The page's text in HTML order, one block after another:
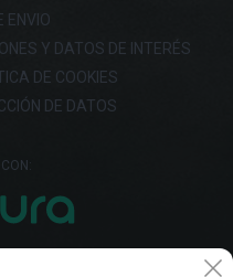
ENVIO
Y DATOS DE INTERÉS
DE COOKIES
DE DATOS